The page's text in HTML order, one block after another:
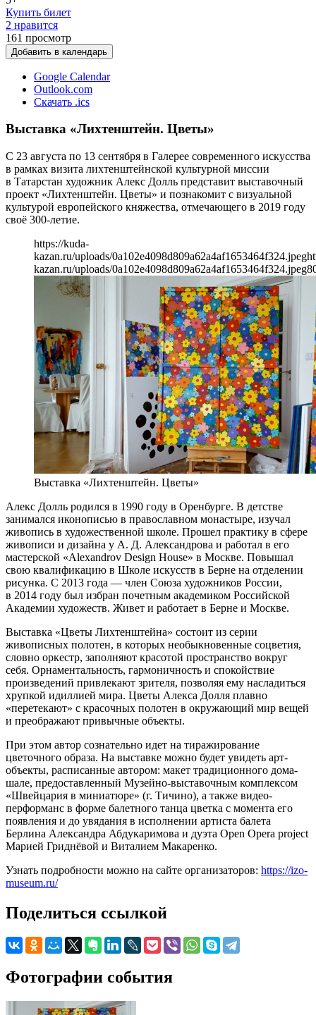
Купить билет
2 нравится
161 просмотр
Добавить в календарь
Google Calendar
Outlook.com
Скачать .ics
Выставка «Лихтенштейн. Цветы»
С 23 августа по 13 сентября в Галерее современного искусства
в рамках визита лихтенштейнской культурной миссии
в Татарстан художник Алекс Долль представит выставочный
проект «Лихтенштейн. Цветы» и познакомит с визуальной
культурой европейского княжества, отмечающего в 2019 году
своё 300-летие.
https://kuda-
kazan.ru/uploads/0a102e4098d809a62a4af1653464f324.jpeg
kazan.ru/uploads/0a102e4098d809a62a4af1653464f324.jpeg
Выставка «Лихтенштейн. Цветы»
Алекс Долль родился в 1990 году в Оренбурге. В детстве
занимался иконописью в православном монастыре, изучал
живопись в художественной школе. Прошел практику в сфере
живописи и дизайна у А. Д. Александрова и работал в его
мастерской «Alexandrov Design House» в Москве. Повышал
свою квалификацию в Школе искусств в Берне на отделении
рисунка. С 2013 года — член Союза художников России,
в 2014 году был избран почетным академиком Российской
Академии художеств. Живет и работает в Берне и Москве.
Выставка «Цветы Лихтенштейна» состоит из серии
живописных полотен, в которых необыкновенные соцветия,
словно оркестр, заполняют красотой пространство вокруг
себя. Орнаментальность, гармоничность и спокойствие
произведений привлекают зрителя, позволяя ему насладиться
хрупкой идиллией мира. Цветы Алекса Долля плавно
«перетекают» с красочных полотен в окружающий мир вещей
и преображают привычные объекты.
При этом автор сознательно идет на тиражирование
цветочного образа. На выставке можно будет увидеть арт-
объекты, расписанные автором: макет традиционного дома-
шале, предоставленный Музейно-выставочным комплексом
«Швейцария в миниатюре» (г. Тичино), а также видео-
перформанс в форме балетного танца цветка с момента его
появления и до увядания в исполнении артиста балетa
Берлина Александра Абдукаримова и дуэта Open Opera project
Марией Гриднёвой и Виталием Макаренко.
Узнать подробности можно на сайте организаторов: https://izo-
museum.ru/
Поделиться ссылкой
Фотографии события